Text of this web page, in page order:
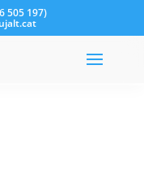
505 197)